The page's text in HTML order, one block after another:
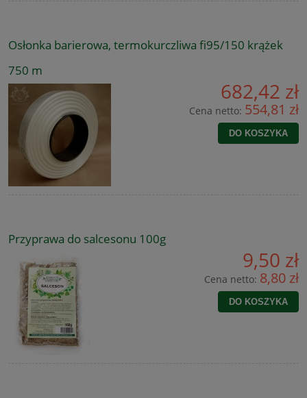
Osłonka barierowa, termokurczliwa fi95/150 krążek
750 m
682,42 zł
Cena netto: 554,81 zł
DO KOSZYKA
Przyprawa do salcesonu 100g
9,50 zł
Cena netto: 8,80 zł
DO KOSZYKA